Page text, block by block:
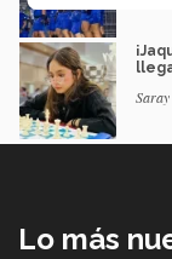
Lo más